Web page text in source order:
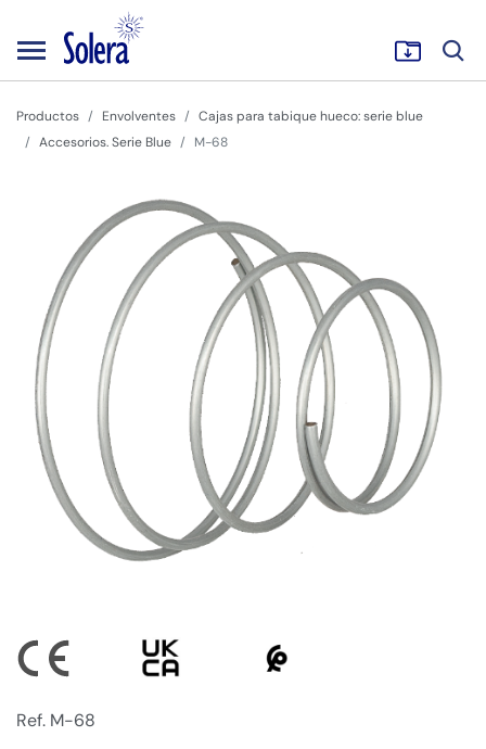
Productos Envolventes
Cajas para tabique hueco: serie blue
Accesorios. Serie Blue
M-68
Ref. M-68